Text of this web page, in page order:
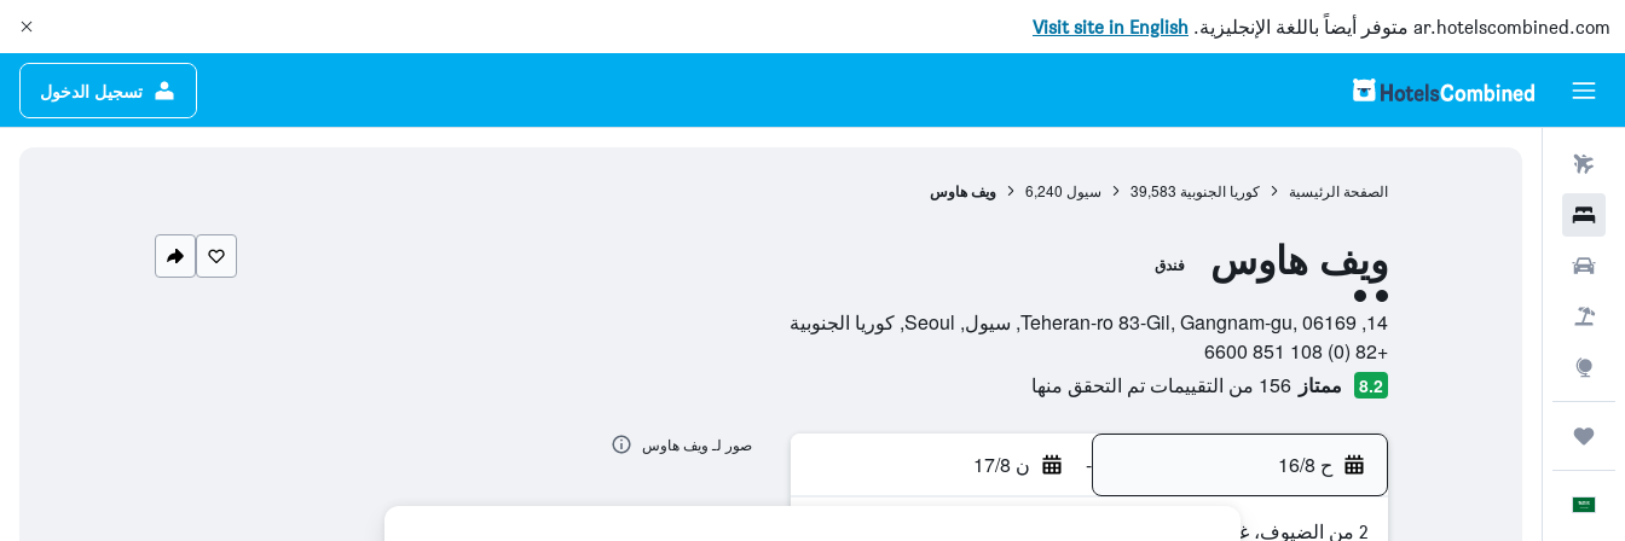
ar.hotelscombined.com متوفر أيضاً باللغة الإنجليزية. Visit site in English
تسجيل الدخول
الصفحة الرئيسية كوريا الجنوبية 39,583 سيول 6,240 ويف هاوس
ويف هاوس فندق
تقييم فئة 2
14, Teheran-ro 83-Gil, Gangnam-gu, 06169, سيول, Seoul, كوريا الجنوبية
+82 (0) 108 851 6600
8.2 ممتاز 156 من التقييمات تم التحقق منها
ح 16/8 - ن 17/8
2 من الضيوف، غرفة واحدة
صور لـ ويف هاوس